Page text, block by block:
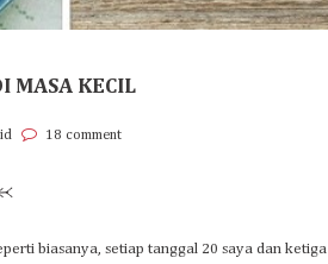
MASA KECIL
18 comment
biasanya, setiap tanggal 20 saya dan ketiga